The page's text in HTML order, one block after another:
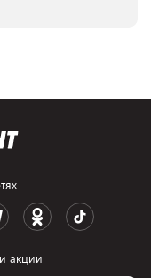
акции